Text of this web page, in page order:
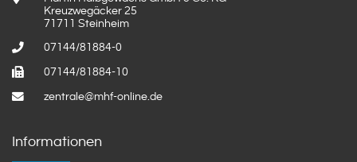
Kreuzwegäcker 25
71711 Steinheim
07144/81884-0
07144/81884-10
zentrale@mhf-online.de
Informationen